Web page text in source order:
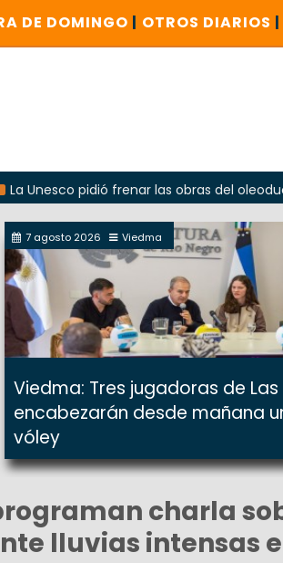
DE DOMINGO | OTROS DIARIOS |
pidió frenar las obras del oleoducto en
7 agosto 2026 Viedma
Viedma: Tres jugadoras de
encabezarán desde mañana
vóley
charla
lluvias intensas